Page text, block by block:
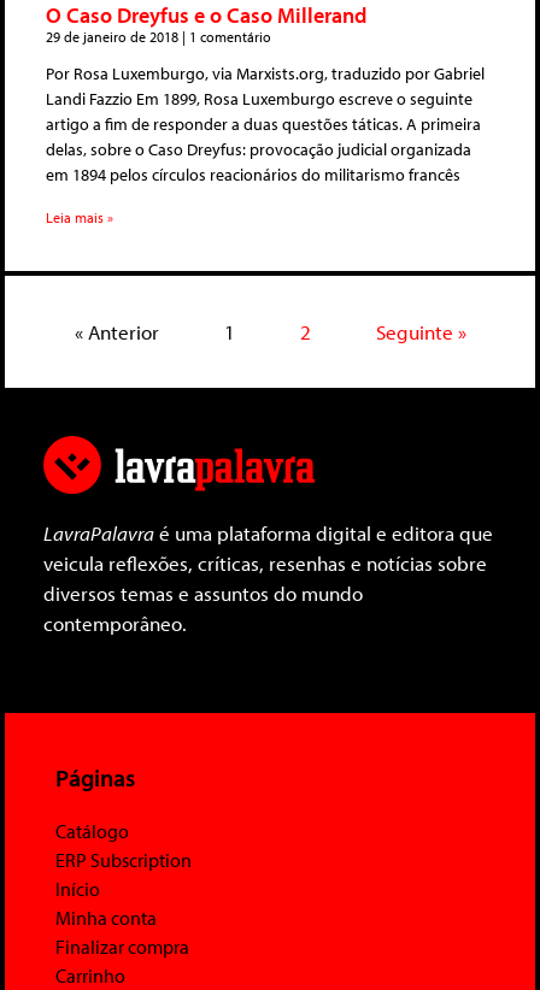
O Caso Dreyfus e o Caso Millerand
29 de janeiro de 2018 1 comentário
Por Rosa Luxemburgo, via Marxists.org, traduzido por Gabriel
Landi Fazzio Em 1899, Rosa Luxemburgo escreve o seguinte
artigo a fim de responder a duas questões táticas. A primeira
delas, sobre o Caso Dreyfus: provocação judicial organizada
em 1894 pelos círculos reacionários do militarismo francês
Leia mais »
« Anterior 1 2 Seguinte »
LavraPalavraé uma plataforma digital e editora que
veicula reflexões, críticas, resenhas e notícias sobre
diversos temas e assuntos do mundo
contemporâneo.
Páginas
Catálogo
ERP Subscription
Início
Minha conta
Finalizar compra
Carrinho